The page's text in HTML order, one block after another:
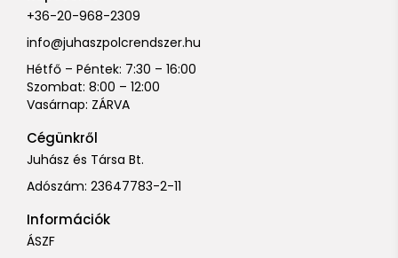
+36-20-968-2309
info@juhaszpolcrendszer.hu
Hétfő – Péntek: 7:30 – 16:00
Szombat: 8:00 – 12:00
Vasárnap: ZÁRVA
Cégünkről
Juhász és Társa Bt.
Adószám: 23647783-2-11
Információk
ÁSZF